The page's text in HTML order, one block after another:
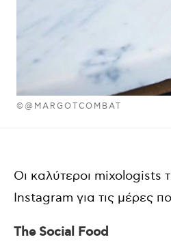
©@MARGOTCOMBAT
Οι καλύτεροι mixologists
Instagram για τις μέρες
The Social Food